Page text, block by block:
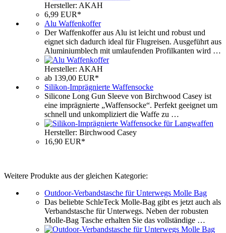
Hersteller: AKAH
6,99 EUR*
Alu Waffenkoffer
Der Waffenkoffer aus Alu ist leicht und robust und
eignet sich dadurch ideal für Flugreisen. Ausgeführt aus
Aluminiumblech mit umlaufenden Profilkanten wird …
Hersteller: AKAH
ab 139,00 EUR*
Silikon-Imprägnierte Waffensocke
Silicone Long Gun Sleeve von Birchwood Casey ist
eine imprägnierte „Waffensocke“. Perfekt geeignet um
schnell und unkompliziert die Waffe zu …
Hersteller: Birchwood Casey
16,90 EUR*
Weitere Produkte aus der gleichen Kategorie:
Outdoor-Verbandstasche für Unterwegs Molle Bag
Das beliebte SchleTeck Molle-Bag gibt es jetzt auch als
Verbandstasche für Unterwegs. Neben der robusten
Molle-Bag Tasche erhalten Sie das vollständige …